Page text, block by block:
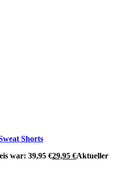
Shorts
war: 39,95 €29,95 €Aktueller